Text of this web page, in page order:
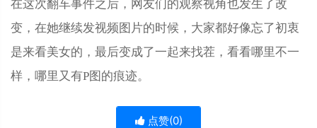
在这次翻车事件之后，网友们的观察视角也发生了改
变，在她继续发视频图片的时候，大家都好像忘了初衷
是来看美女的，最后变成了一起来找茬，看看哪里不一
样，哪里又有P图的痕迹。
点赞(0)